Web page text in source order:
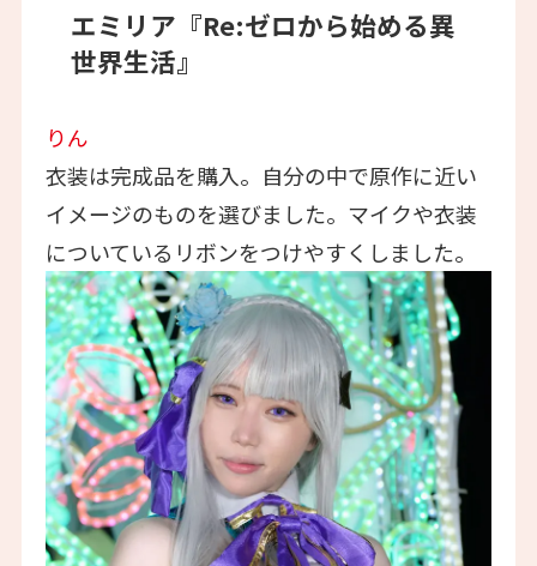
エミリア『Re:ゼロから始める異
世界生活』
りん
衣装は完成品を購入。自分の中で原作に近い
イメージのものを選びました。マイクや衣装
についているリボンをつけやすくしました。